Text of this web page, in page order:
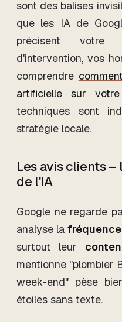
sont des balises
que les IA de
précisent votre
d'intervention, vos
comprendre
artificielle sur
techniques sont
stratégie locale.
Les avis clients
de l'IA
Google ne regarde
analyse la fréquence
surtout leur
mentionne "plombier
week-end" pèse
étoiles sans texte.